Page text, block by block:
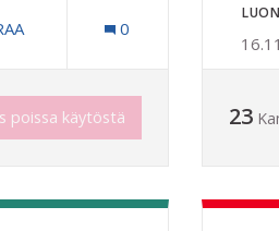
LEIKKIPUISTOIHIN VALAISTUS
0
poissa käytöstä 23